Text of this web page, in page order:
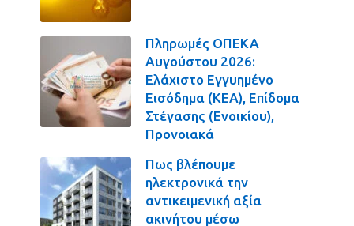
Πληρωμές ΟΠΕΚΑ
Αυγούστου 2026:
Ελάχιστο Εγγυημένο
Εισόδημα (ΚΕΑ), Επίδομα
Στέγασης (Ενοικίου),
Προνοιακά
Πως βλέπουμε
ηλεκτρονικά την
αντικειμενική αξία
ακινήτου μέσω